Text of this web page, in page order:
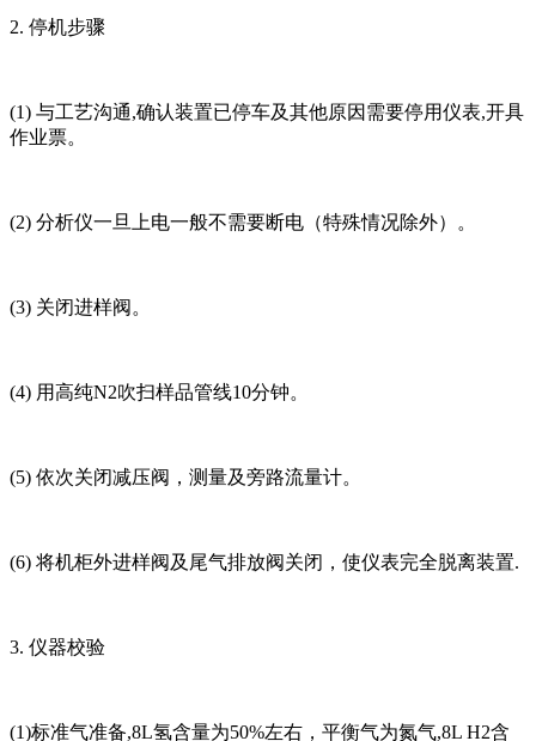
2. 停机步骤
(1) 与工艺沟通,确认装置已停车及其他原因需要停用仪表,开具
作业票。
(2) 分析仪一旦上电一般不需要断电（特殊情况除外）。
(3) 关闭进样阀。
(4) 用高纯N2吹扫样品管线10分钟。
(5) 依次关闭减压阀，测量及旁路流量计。
(6) 将机柜外进样阀及尾气排放阀关闭，使仪表完全脱离装置.
3. 仪器校验
(1)标准气准备,8L氢含量为50%左右，平衡气为氮气,8L H2含